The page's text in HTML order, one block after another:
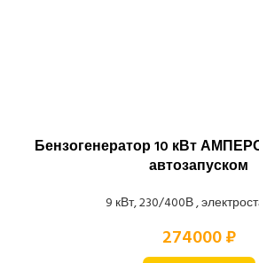
Бензогенератор 10 кВт
автозапуском
9 кВт, 230/400В ,
274000 ₽